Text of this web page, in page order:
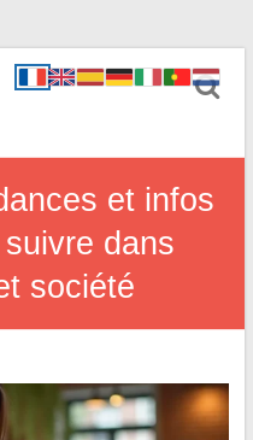
et infos
dans
société